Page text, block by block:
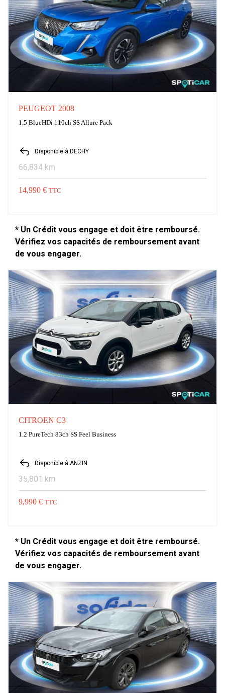
PEUGEOT 2008
1.5 BlueHDi 110ch SS Allure Pack
Disponible à DECHY
66,834 km
14,990 € TTC
* Un Crédit vous engage et doit être remboursé.
Vérifiez vos capacités de remboursement avant
de vous engager.
CITROEN C3
1.2 PureTech 83ch SS Feel Business
Disponible à ANZIN
35,801 km
9,990 € TTC
* Un Crédit vous engage et doit être remboursé.
Vérifiez vos capacités de remboursement avant
de vous engager.